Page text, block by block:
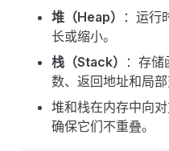
堆（Heap）
：运行
长或缩小。
栈（Stack）
：存
数、返回地址和局
堆和栈在内存中向
确保它们不重叠。